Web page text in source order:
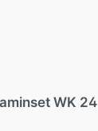
WK 24